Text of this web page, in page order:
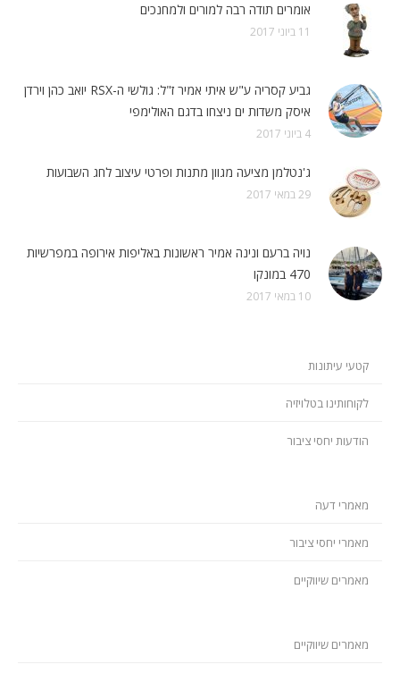
אומרים תודה רבה למורים ולמחנכים
11 ביוני 2017
גביע קסריה ע"ש איתי אמיר ז"ל: גולשי ה-RSX יואב כהן וירדן
איסק משדות ים ניצחו בדגם האולימפי
4 ביוני 2017
ג'נטלמן מציעה מגוון מתנות ופרטי עיצוב לחג השבועות
29 במאי 2017
נויה ברעם ונינה אמיר ראשונות באליפות אירופה במפרשיות
470 במונקו
10 במאי 2017
קטעי עיתונות
לקוחותינו בטלויזיה
הודעות יחסי ציבור
מאמרי דעה
מאמרי יחסי ציבור
מאמרים שיווקיים
מאמרים שיווקיים